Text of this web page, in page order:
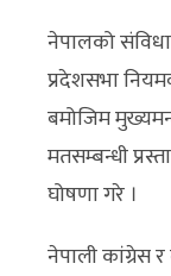
नेपालको
प्रदेशसभा
बमोजिम
मतसम्बन्धी
घोषणा गरे ।
नेपाली कांग्रेस